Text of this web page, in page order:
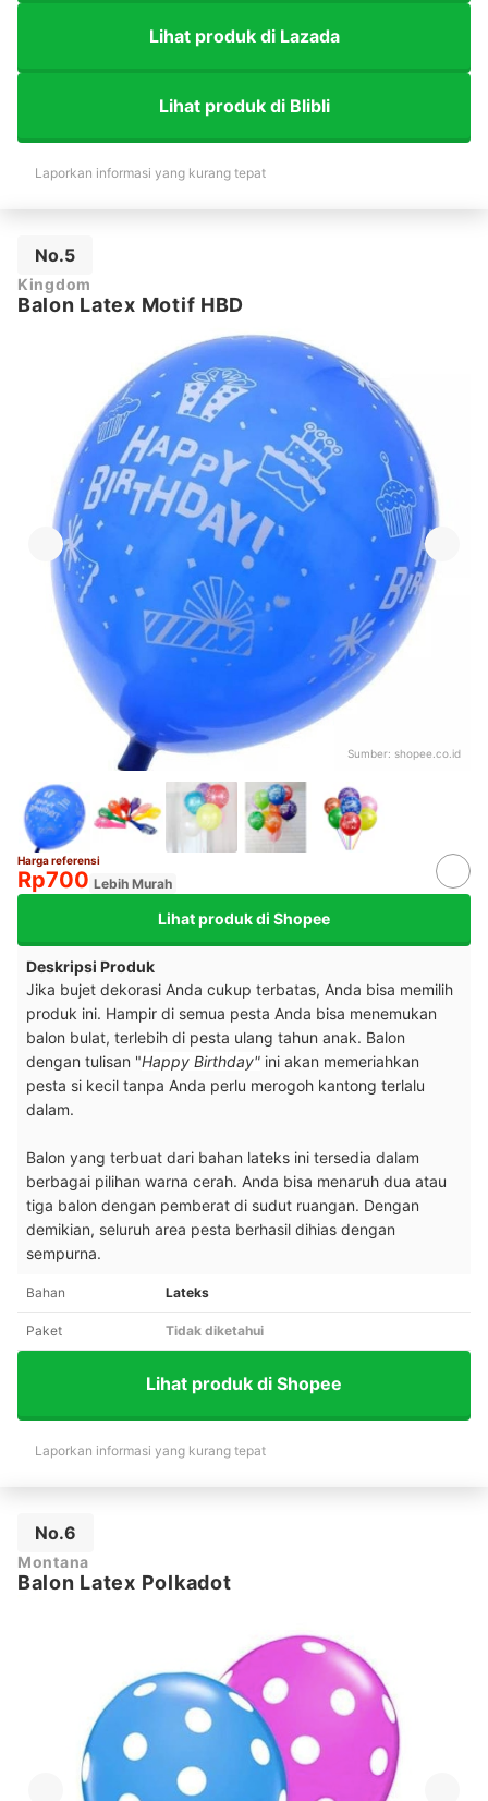
Lihat produk di Lazada
Lihat produk di Blibli
Laporkan informasi yang kurang tepat
No.5
Kingdom
Balon Latex Motif HBD
Sumber: shopee.co.id
Harga referensi
Rp700 Lebih Murah
Lihat produk di Shopee
Deskripsi Produk
Jika bujet dekorasi Anda cukup terbatas, Anda bisa memilih
produk ini. Hampir di semua pesta Anda bisa menemukan
balon bulat, terlebih di pesta ulang tahun anak. Balon
dengan tulisan "Happy Birthday" ini akan memeriahkan
pesta si kecil tanpa Anda perlu merogoh kantong terlalu
dalam.
Balon yang terbuat dari bahan lateks ini tersedia dalam
berbagai pilihan warna cerah. Anda bisa menaruh dua atau
tiga balon dengan pemberat di sudut ruangan. Dengan
demikian, seluruh area pesta berhasil dihias dengan
sempurna.
Bahan Lateks
Paket Tidak diketahui
Lihat produk di Shopee
Laporkan informasi yang kurang tepat
No.6
Montana
Balon Latex Polkadot